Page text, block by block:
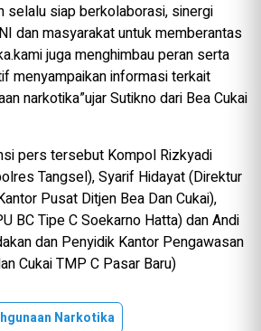
selalu siap berkolaborasi, sinergi
dan masyarakat untuk memberantas
juga menghimbau peran serta
menyampaikan informasi terkait
narkotika”ujar Sutikno dari Bea Cukai
pers tersebut Kompol Rizkyadi
Tangsel), Syarif Hidayat (Direktur
Pusat Ditjen Bea Dan Cukai),
BC Tipe C Soekarno Hatta) dan Andi
dan Penyidik Kantor Pengawasan
Cukai TMP C Pasar Baru)
Narkotika